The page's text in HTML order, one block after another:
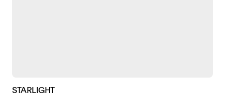
STARLIGHT